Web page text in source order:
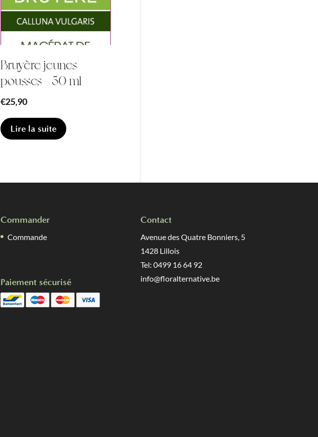
Bruyère jeunes
pousses – 50 ml
€25,90
Lire la suite
Commander
Commande
Paiement sécurisé
Contact
Avenue des Quatre Bonniers, 5
1428 Lillois
Tel: 0499 16 64 92
info@floralternative.be